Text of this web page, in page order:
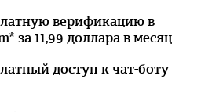
верификацию в
за 11,99 доллара в месяц
доступ к чат-боту